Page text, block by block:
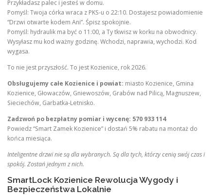
Przykładasz palec i jesteś w domu.
Pomyśl: Twoja córka wraca z PKS-u o 22:10. Dostajesz powiadomienie
“Drzwi otwarte kodem Ani”. Śpisz spokojnie.
Pomyśl: hydraulik ma być o 11:00, a Ty tkwisz w korku na obwodnicy.
Wysyłasz mu kod ważny godzinę. Wchodzi, naprawia, wychodzi. Kod
wygasa.
To nie jest przyszłość. To jest Kozienice, rok 2026.
Obsługujemy całe Kozienice i powiat: miasto Kozienice, Gmina
Kozienice, Głowaczów, Gniewoszów, Grabów nad Pilicą, Magnuszew,
Sieciechów, Garbatka-Letnisko.
Zadzwoń po bezpłatny pomiar i wycenę: 570 933 114
Powiedz “Smart Zamek Kozienice” i dostań 5% rabatu na montaż do
końca miesiąca.
Inteligentne drzwi nie są dla wybranych. Są dla tych, którzy cenią swój czas i
spokój. Zostań jednym z nich.
SmartLock Kozienice Rewolucja Wygody i
Bezpieczeństwa Lokalnie